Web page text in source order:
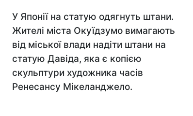
У Японії на статую одягнуть штани.
Жителі міста Окуїдзумо вимагають
від міської влади надіти штани на
статую Давіда, яка є копією
скульптури художника часів
Ренесансу Мікеланджело.